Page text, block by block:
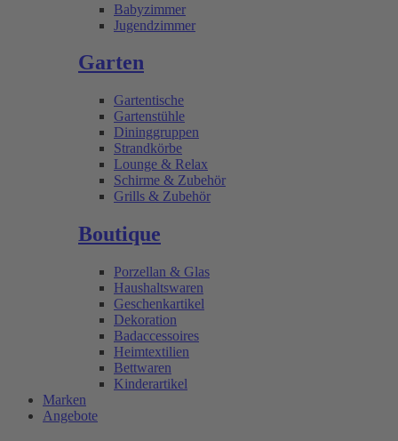
Babyzimmer
Jugendzimmer
Garten
Gartentische
Gartenstühle
Dininggruppen
Strandkörbe
Lounge & Relax
Schirme & Zubehör
Grills & Zubehör
Boutique
Porzellan & Glas
Haushaltswaren
Geschenkartikel
Dekoration
Badaccessoires
Heimtextilien
Bettwaren
Kinderartikel
Marken
Angebote